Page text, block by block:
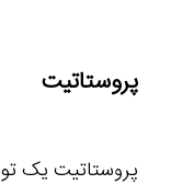
پروستاتیت
پروستاتیت یک